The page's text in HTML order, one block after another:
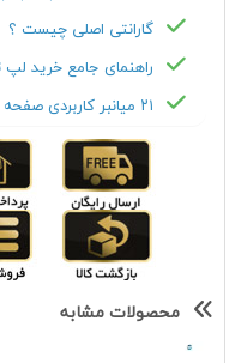
گارانتی اصلی چیست ؟
راهنمای جامع خرید لپ
۲۱ میانبر کاربردی صفحه کلید در مک
محصولات مشابه